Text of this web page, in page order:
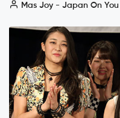
Mas Joy - Japan On You